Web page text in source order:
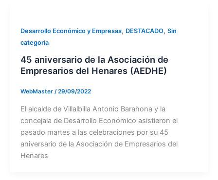
Desarrollo Económico y Empresas, DESTACADO, Sin
categoría
45 aniversario de la Asociación de
Empresarios del Henares (AEDHE)
WebMaster /29/09/2022
El alcalde de Villalbilla Antonio Barahona y la
concejala de Desarrollo Económico asistieron el
pasado martes a las celebraciones por su 45
aniversario de la Asociación de Empresarios del
Henares